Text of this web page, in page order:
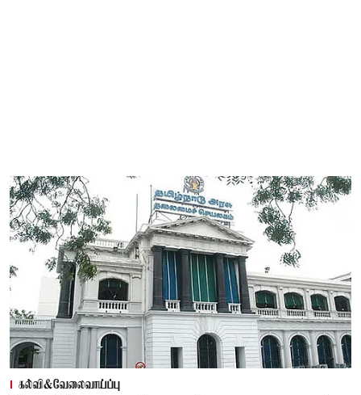
கல்வி&வேலைவாய்ப்பு